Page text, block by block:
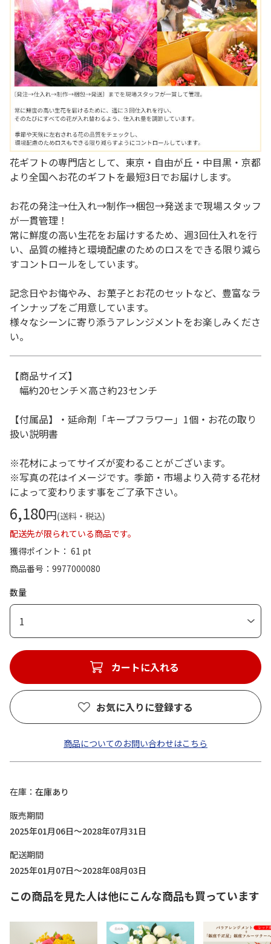
花ギフトの専門店として、東京・自由が丘・中目黒・京都
より全国へお花のギフトを最短3日でお届けします。
お花の発注→仕入れ→制作→梱包→発送まで現場スタッフ
が一貫管理！
常に鮮度の高い生花をお届けするため、週3回仕入れを行
い、品質の維持と環境配慮のためのロスをできる限り減ら
すコントロールをしています。
記念日やお悔やみ、お菓子とお花のセットなど、豊富なラ
インナップをご用意しています。
様々なシーンに寄り添うアレンジメントをお楽しみくださ
い。
【商品サイズ】
幅約20センチ×高さ約23センチ
【付属品】・延命剤「キープフラワー」1個・お花の取り
扱い説明書
※花材によってサイズが変わることがございます。
※写真の花はイメージです。季節・市場より入荷する花材
によって変わります事をご了承下さい。
6,180円(送料・税込)
配送先が限られている商品です。
獲得ポイント： 61 pt
商品番号
9977000080
数量
1
カートに入れる
お気に入りに登録する
商品についてのお問い合わせはこちら
在庫
在庫あり
販売期間
2025年01月06日～2028年07月31日
配送期間
2025年01月07日～2028年08月03日
この商品を見た人は他にこんな商品も買っています